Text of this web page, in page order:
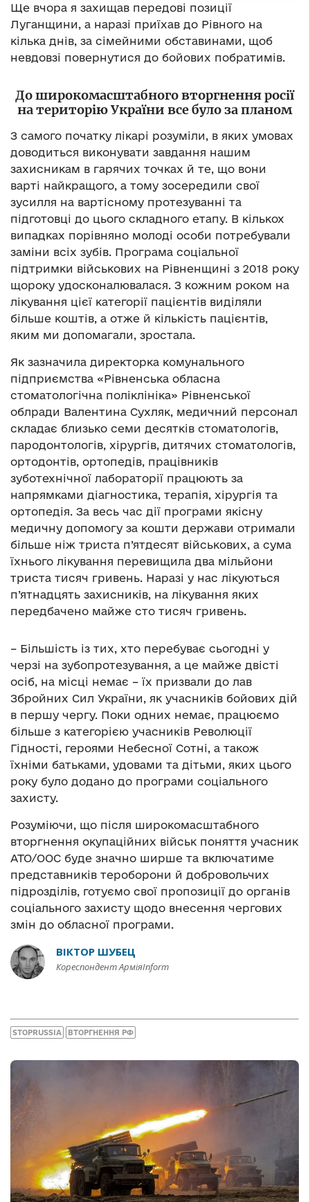
Ще вчора я захищав передові позиції
Луганщини, а наразі приїхав до Рівного на
кілька днів, за сімейними обставинами, щоб
невдовзі повернутися до бойових побратимів.
До широкомасштабного вторгнення росії
на територію України все було за планом
З самого початку лікарі розуміли, в яких умовах
доводиться виконувати завдання нашим
захисникам в гарячих точках й те, що вони
варті найкращого, а тому зосередили свої
зусилля на вартісному протезуванні та
підготовці до цього складного етапу. В кількох
випадках порівняно молоді особи потребували
заміни всіх зубів. Програма соціальної
підтримки військових на Рівненщині з 2018 року
щороку удосконалювалася. З кожним роком на
лікування цієї категорії пацієнтів виділяли
більше коштів, а отже й кількість пацієнтів,
яким ми допомагали, зростала.
Як зазначила директорка комунального
підприємства «Рівненська обласна
стоматологічна поліклініка» Рівненської
облради Валентина Сухляк, медичний персонал
складає близько семи десятків стоматологів,
пародонтологів, хірургів, дитячих стоматологів,
ортодонтів, ортопедів, працівників
зуботехнічної лабораторії працюють за
напрямками діагностика, терапія, хірургія та
ортопедія. За весь час дії програми якісну
медичну допомогу за кошти держави отримали
більше ніж триста п’ятдесят військових, а сума
їхнього лікування перевищила два мільйони
триста тисяч гривень. Наразі у нас лікуються
п’ятнадцять захисників, на лікування яких
передбачено майже сто тисяч гривень.
– Більшість із тих, хто перебуває сьогодні у
черзі на зубопротезування, а це майже двісті
осіб, на місці немає – їх призвали до лав
Збройних Сил України, як учасників бойових дій
в першу чергу. Поки одних немає, працюємо
більше з категорією учасників Революції
Гідності, героями Небесної Сотні, а також
їхніми батьками, удовами та дітьми, яких цього
року було додано до програми соціального
захисту.
Розуміючи, що після широкомасштабного
вторгнення окупаційних військ поняття учасник
АТО/ООС буде значно ширше та включатиме
представників тероборони й добровольчих
підрозділів, готуємо свої пропозиції до органів
соціального захисту щодо внесення чергових
змін до обласної програми.
ВІКТОР ШУБЕЦ
Кореспондент АрміяInform
STOPRUSSIA ВТОРГНЕННЯ РФ